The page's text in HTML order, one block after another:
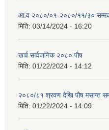
आ.व २०८०/०१-२०८०/११/३०
मिति: 03/14/2024 - 16:20
खर्च सार्वजनिक २०८० पौष
मिति: 01/22/2024 - 14:12
२०८०/८१ श्रवण देखि पौष मसान्त
मिति: 01/22/2024 - 14:09